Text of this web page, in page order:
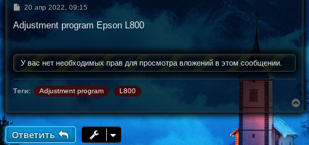
С
о
б
е
н
и
е
20 апр 2022, 09:15
Adjustment program Epson L800
У вас нет необходимых прав для просмотра вложений в этом сообщении.
Теги: Adjustment program L800
В
е
р
н
Ответить